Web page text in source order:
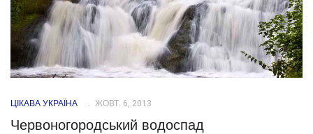
ЦІКАВА УКРАЇНА ЖОВТ. 6, 2013
Червоногородський водоспад